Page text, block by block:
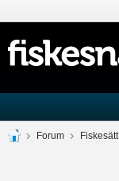
Forum Fiskesätt